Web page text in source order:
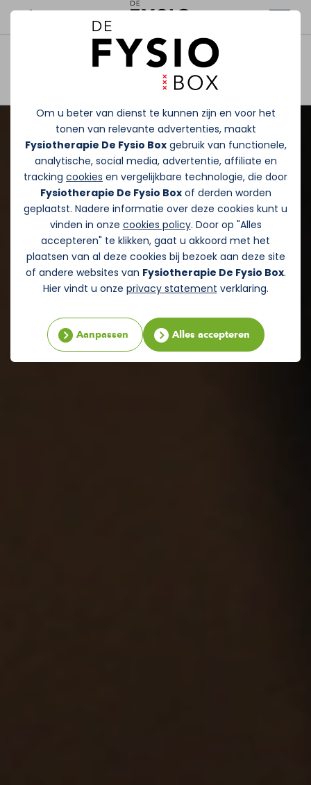
Om u beter van dienst te kunnen zijn en voor het
tonen van relevante advertenties, maakt
Fysiotherapie De Fysio Boxgebruik van functionele,
analytische, social media, advertentie, affiliate en
tracking cookies en vergelijkbare technologie, die door
Fysiotherapie De Fysio Boxof derden worden
geplaatst. Nadere informatie over deze cookies kunt u
vinden in onze cookies policy. Door op "Alles
accepteren" te klikken, gaat u akkoord met het
plaatsen van al deze cookies bij bezoek aan deze site
of andere websites van Fysiotherapie De Fysio Box.
Hier vindt u onze privacy statement verklaring.
Aanpassen Alles accepteren
Afspraak maken